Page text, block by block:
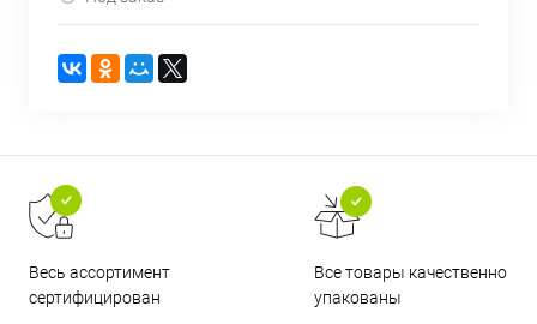
Весь ассортимент
сертифицирован
Все товары качественно
упакованы